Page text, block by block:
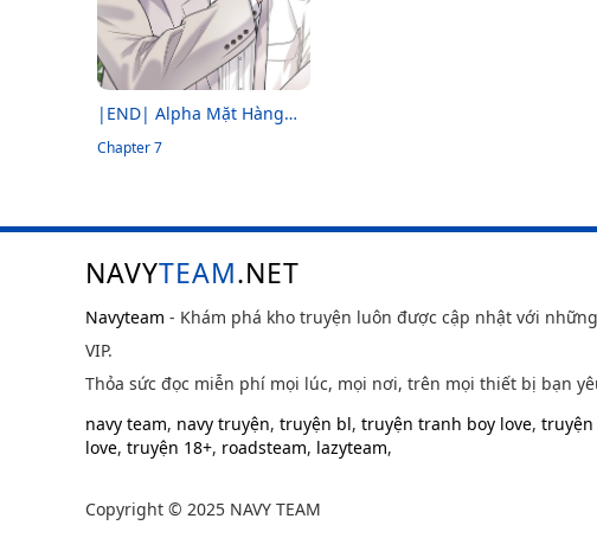
|END| Alpha Mặt Hàng
Không Thể Trả
Chapter 7
NAVYTEAM.NET
Navyteam - Khám phá kho truyện luôn được cập nhật với
VIP.
Thỏa sức đọc miễn phí mọi lúc, mọi nơi, trên mọi thiết bị bạn
navy team, navy truyện, truyện bl, truyện tranh boy love,
love, truyện 18+, roadsteam, lazyteam,
Copyright © 2025 NAVY TEAM